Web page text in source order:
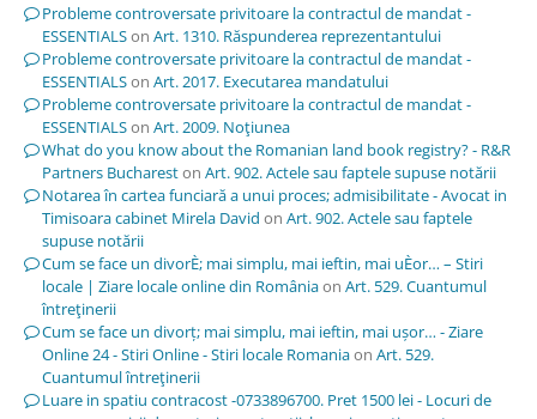
Probleme controversate privitoare la contractul de mandat -
ESSENTIALSon Art. 1310. Răspunderea reprezentantului
Probleme controversate privitoare la contractul de mandat -
ESSENTIALSon Art. 2017. Executarea mandatului
Probleme controversate privitoare la contractul de mandat -
ESSENTIALSon Art. 2009. Noţiunea
What do you know about the Romanian land book registry? - R&R
Partners Buchareston Art. 902. Actele sau faptele supuse notării
Notarea în cartea funciară a unui proces; admisibilitate - Avocat in
Timisoara cabinet Mirela David on Art. 902. Actele sau faptele
supuse notării
Cum se face un divorÈ; mai simplu, mai ieftin, mai uÈor… – Stiri
locale | Ziare locale online din Româniaon Art. 529. Cuantumul
întreţinerii
Cum se face un divorț; mai simplu, mai ieftin, mai ușor… - Ziare
Online 24 - Stiri Online - Stiri locale Romaniaon Art. 529.
Cuantumul întreţinerii
Luare in spatiu contracost -0733896700. Pret 1500 lei - Locuri de